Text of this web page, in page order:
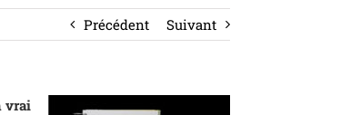
Précédent Suivant
vrai